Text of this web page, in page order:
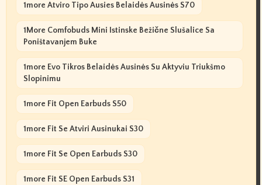
1more Atviro Tipo Ausies Belaidės Ausinės S70
1More Comfobuds Mini Istinske Bežične Slušalice Sa
Poništavanjem Buke
1more Evo Tikros Belaidės Ausinės Su Aktyviu Triukšmo
Slopinimu
1more Fit Open Earbuds S50
1more Fit Se Atviri Ausinukai S30
1more Fit Se Open Earbuds S30
1more Fit SE Open Earbuds S31